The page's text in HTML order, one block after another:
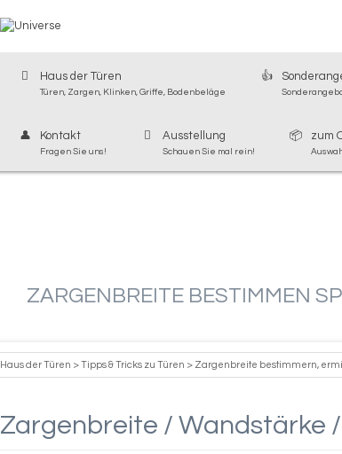
Haus der Türen
Türen, Zargen, Klinken, Griffe, Bodenbeläge
Kontakt
Fragen Sie uns!
Ausstellung
Schauen Sie mal rein!
zum
ZARGENBREITE BESTIMMEN
Haus der Türen >Tipps & Tricks zu Türen > Zargenbreite bestimmern,
Zargenbreite / Wandstärke